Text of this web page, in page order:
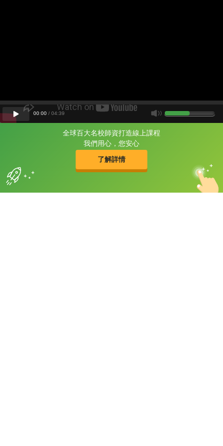
全球百大名校師資打造線上課程
我們用心，您安心
了解詳情
片尾有
攻其不背
的品牌故事
00:00 / 04:39